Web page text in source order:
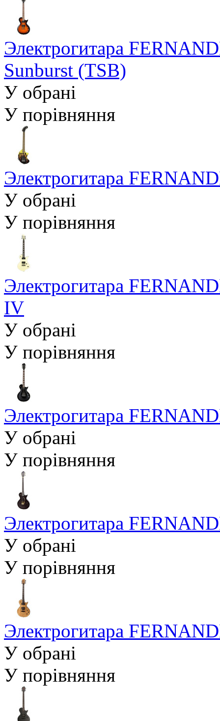
Электрогитара
Sunburst (TSB)
У обрані
У порівняння
Электрогитара
У обрані
У порівняння
Электрогитара
IV
У обрані
У порівняння
Электрогитара
У обрані
У порівняння
Электрогитара
У обрані
У порівняння
Электрогитара
У обрані
У порівняння